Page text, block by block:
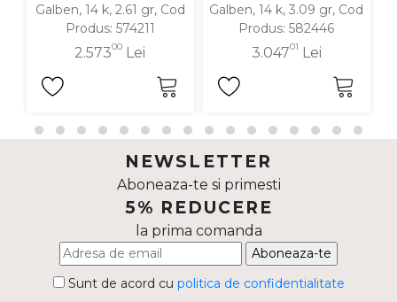
Galben, 14 k, 2.61 gr, Cod
Produs: 574211
2.57300 Lei
Galben, 14 k, 3.09 gr, Cod
Produs: 582446
3.04701 Lei
NEWSLETTER
Aboneaza-te si primesti
5% REDUCERE
la prima comanda
Aboneaza-te
Sunt de acord cu politica de confidentialitate